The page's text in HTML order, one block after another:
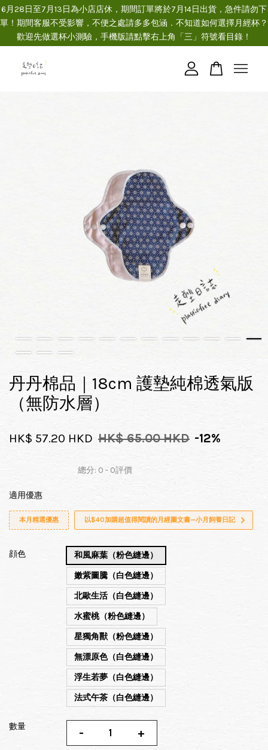
6月28日至7月13日為小店店休，期間訂單將於7月14日出貨，急件請勿下
單！期間客服不受影響，不便之處請多多包涵．不知道如何選擇月經杯？
歡迎先做選杯小測驗，手機版請點擊右上角「三」符號看目錄！
丹丹棉品｜18cm 護墊純棉透氣版
（無防水層）
HK$ 57.20 HKD HK$ 65.00 HKD -12%
總分: 0 - 0評價
適用優惠
本月精選優惠 以$40加購超值得閱讀的月經圖文書—小月飼養日記
顔色
和風麻葉（粉色縫邊）
嫩紫圖騰（白色縫邊）
北歐生活（白色縫邊）
水蜜桃（粉色縫邊）
星獨角獸（粉色縫邊）
無漂原色（白色縫邊）
浮生若夢（白色縫邊）
法式午茶（白色縫邊）
數量 - +
您的購物車目前還是空的。